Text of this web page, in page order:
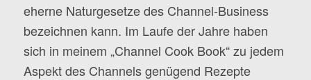
eherne Naturgesetze des Channel-Business
bezeichnen kann. Im Laufe der Jahre haben
sich in meinem „Channel Cook Book“ zu jedem
Aspekt des Channels genügend Rezepte